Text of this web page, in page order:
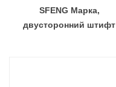
SFENG Марка,
двусторонний штифт